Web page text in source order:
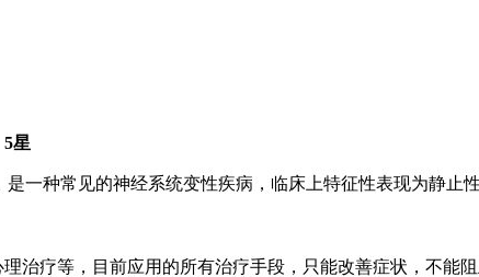
5星
是一种常见的神经系统变性疾病，临床上特征性表现为静
治疗等，目前应用的所有治疗手段，只能改善症状，不能